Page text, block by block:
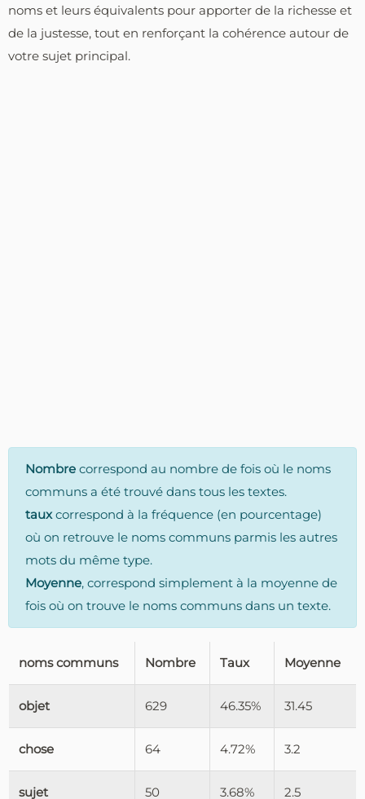
noms et leurs équivalents pour apporter de la richesse et
de la justesse, tout en renforçant la cohérence autour de
votre sujet principal.
Nombre correspond au nombre de fois où le noms
communs a été trouvé dans tous les textes.
tauxcorrespond à la fréquence (en pourcentage)
où on retrouve le noms communs parmis les autres
mots du même type.
Moyenne, correspond simplement à la moyenne de
fois où on trouve le noms communs dans un texte.
noms communs Nombre Taux Moyenne
objet 629 46.35% 31.45
chose 64 4.72% 3.2
sujet 50 3.68% 2.5